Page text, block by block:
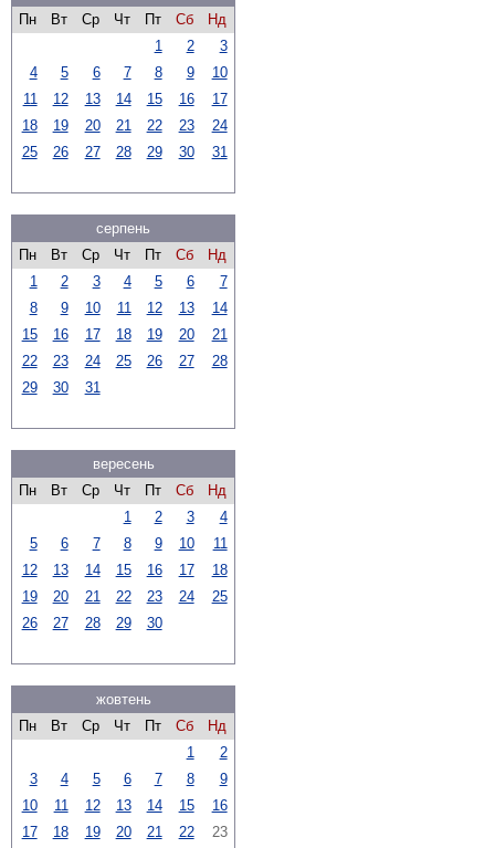
Пн
Вт Ср Чт Пт Сб
Нд
1
2
3
4
5 6 7 8 9
10
11
12 13 14 15 16
17
18
19 20 21 22 23
24
25
26 27 28 29 30 31
серпень
Пн
Вт Ср Чт Пт Сб
Нд
1
2 3 4 5 6
7
8
9 10 11 12 13
14
15
16 17 18 19 20
21
22
23 24 25 26 27
28
29
30 31
вересень
Пн
Вт Ср Чт Пт Сб
Нд
1
2 3
4
5
6 7 8 9 10
11
12
13 14 15 16 17
18
19
20 21 22 23 24
25
26
27 28 29 30
жовтень
Пн
Вт Ср Чт Пт Сб
Нд
1
2
3
4 5 6 7 8
9
10
11 12 13 14 15
16
17
18 19 20 21 22
23